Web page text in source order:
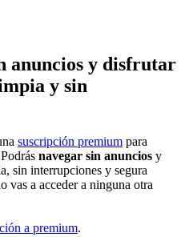
anuncios y disfrutar
y sin
suscripción premium para
navegar sin anuncios y
sin interrupciones y segura
vas a acceder a ninguna otra
a premium.